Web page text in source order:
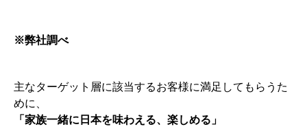
※弊社調べ
主なターゲット層に該当するお客様に満足してもらうた
めに、
「 家族一緒に日本を味わえる、楽しめる 」